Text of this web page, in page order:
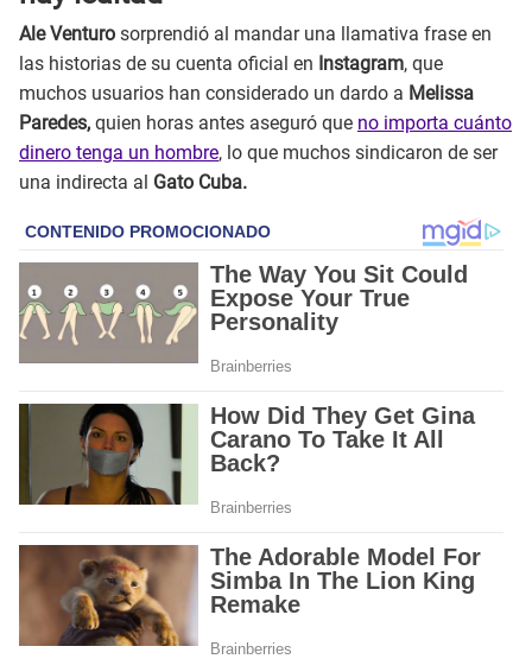
Ale Venturo sorprendió al mandar una llamativa frase en
las historias de su cuenta oficial en Instagram, que
muchos usuarios han considerado un dardo a Melissa
Paredes, quien horas antes aseguró que no importa cuánto
dinero tenga un hombre, lo que muchos sindicaron de ser
una indirecta al Gato Cuba.